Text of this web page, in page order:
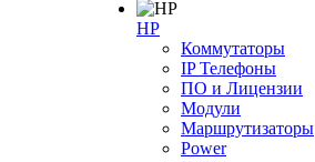
HP
Коммутаторы
IP Телефоны
ПО и Лицензии
Модули
Маршрутизаторы
Power